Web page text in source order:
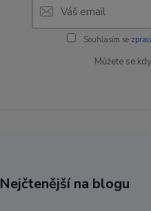
Souhlasím se
Můžete se
Nejčtenější na blogu